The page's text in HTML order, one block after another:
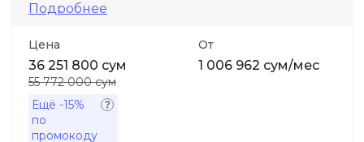
Подробнее
Цена
36 251 800 сум
55 772 000 сум
Ещё -15%
по
промокоду
От
1 006 962 сум/мес